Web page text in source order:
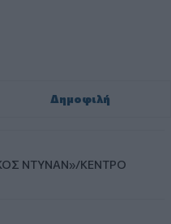
Δημοφιλή
ΝΤΥΝΑΝ»/ΚΕΝΤΡΟ